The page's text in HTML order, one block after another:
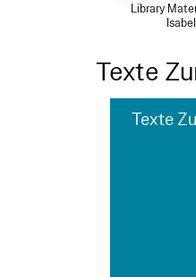
Library
Texte
Texte